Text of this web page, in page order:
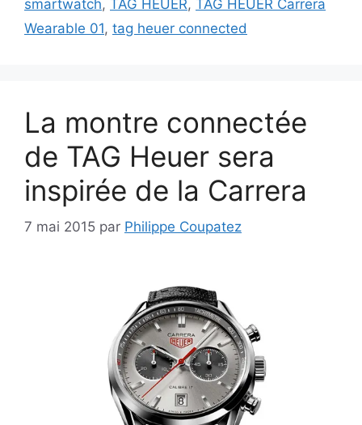
smartwatch, TAG HEUER, TAG HEUER Carrera
Wearable 01, tag heuer connected
La montre connectée
de TAG Heuer sera
inspirée de la Carrera
7 mai 2015 par Philippe Coupatez